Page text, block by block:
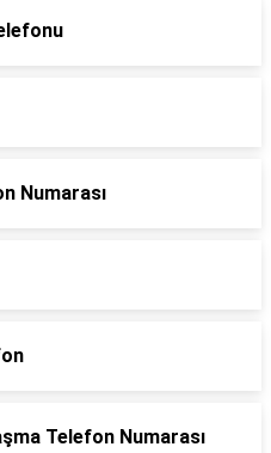
Numarası
Telefon Numarası